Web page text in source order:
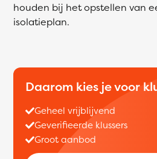
houden bij het opstellen van
isolatieplan.
Daarom kies je voor
Geheel vrijblijvend
Geverifieerde klussers
Groot aanbod